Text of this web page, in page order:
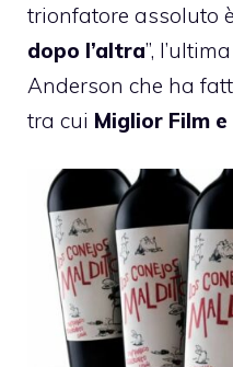
trionfatore assoluto
dopo l’altra”,
Anderson che ha
tra cui Miglior Film